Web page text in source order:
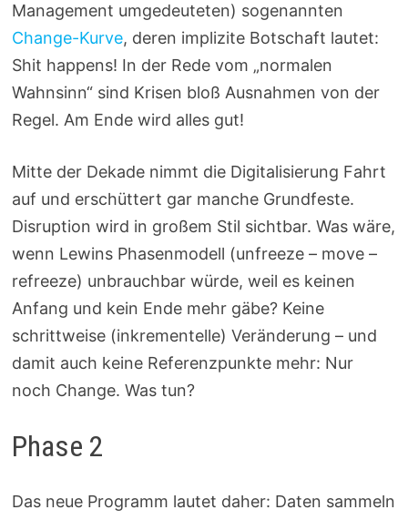
Management umgedeuteten) sogenannten
Change-Kurve, deren implizite Botschaft lautet:
Shit happens! In der Rede vom „normalen
Wahnsinn“ sind Krisen bloß Ausnahmen von der
Regel. Am Ende wird alles gut!
Mitte der Dekade nimmt die Digitalisierung Fahrt
auf und erschüttert gar manche Grundfeste.
Disruption wird in großem Stil sichtbar. Was wäre,
wenn Lewins Phasenmodell (unfreeze – move –
refreeze) unbrauchbar würde, weil es keinen
Anfang und kein Ende mehr gäbe? Keine
schrittweise (inkrementelle) Veränderung – und
damit auch keine Referenzpunkte mehr: Nur
noch Change. Was tun?
Phase 2
Das neue Programm lautet daher: Daten sammeln